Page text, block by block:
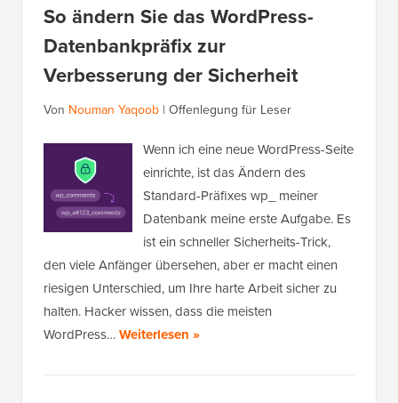
So ändern Sie das WordPress-
Datenbankpräfix zur
Verbesserung der Sicherheit
Von Nouman Yaqoob | Offenlegung für Leser
Wenn ich eine neue WordPress-Seite
einrichte, ist das Ändern des
Standard-Präfixes wp_ meiner
Datenbank meine erste Aufgabe. Es
ist ein schneller Sicherheits-Trick,
den viele Anfänger übersehen, aber er macht einen
riesigen Unterschied, um Ihre harte Arbeit sicher zu
halten. Hacker wissen, dass die meisten
WordPress…Weiterlesen »